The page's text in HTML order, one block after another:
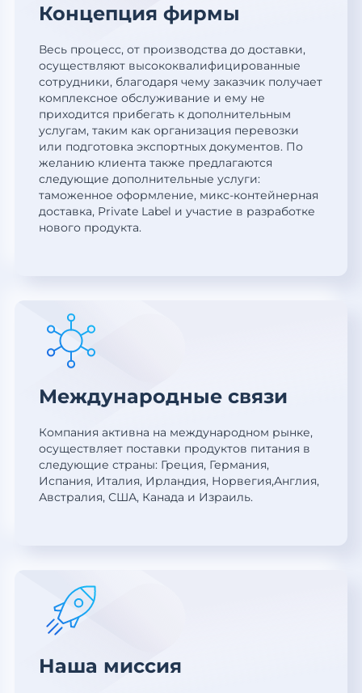
Концепция фирмы
Весь процесс, от производства до доставки,
осуществляют высококвалифицированные
сотрудники, благодаря чему заказчик получает
комплексное обслуживание и ему не
приходится прибегать к дополнительным
услугам, таким как организация перевозки
или подготовка экспортных документов. По
желанию клиента также предлагаются
следующие дополнительные услуги:
таможенное оформление, микс-контейнерная
доставка, Private Label и участие в разработке
нового продукта.
Международные связи
Компания активна на международном рынке,
осуществляет поставки продуктов питания в
следующие страны: Греция, Германия,
Испания, Италия, Ирландия, Норвегия,Англия,
Австралия, США, Канада и Израиль.
Наша миссия